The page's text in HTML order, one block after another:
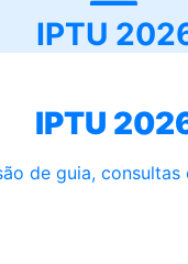
IPTU
IPTU
de guia,